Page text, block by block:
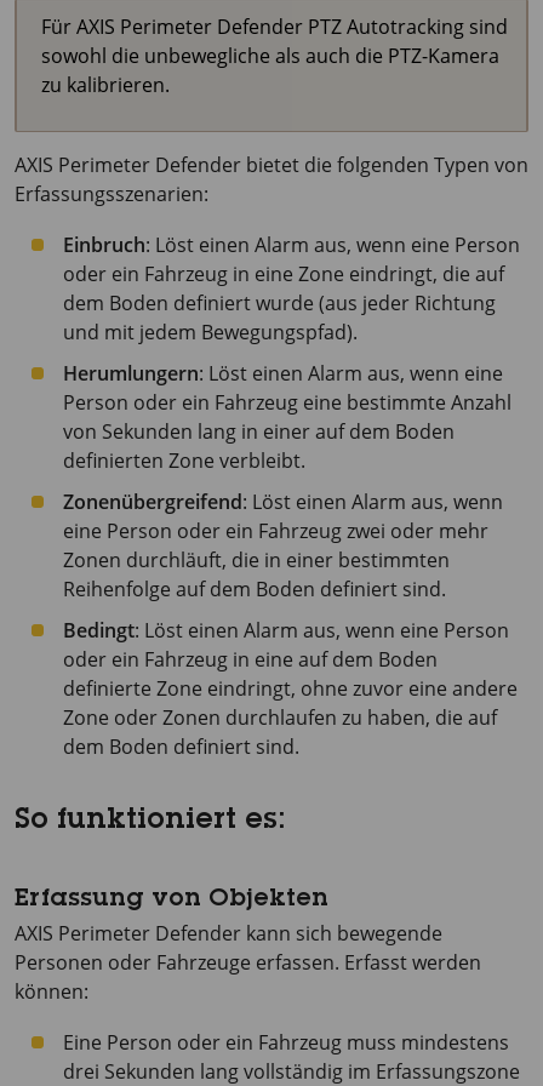
Für AXIS Perimeter Defender PTZ Autotracking sind
sowohl die unbewegliche als auch die PTZ-Kamera
zu kalibrieren.
AXIS Perimeter Defender bietet die folgenden Typen von
Erfassungsszenarien:
Einbruch: Löst einen Alarm aus, wenn eine Person
oder ein Fahrzeug in eine Zone eindringt, die auf
dem Boden definiert wurde (aus jeder Richtung
und mit jedem Bewegungspfad).
Herumlungern: Löst einen Alarm aus, wenn eine
Person oder ein Fahrzeug eine bestimmte Anzahl
von Sekunden lang in einer auf dem Boden
definierten Zone verbleibt.
Zonenübergreifend: Löst einen Alarm aus, wenn
eine Person oder ein Fahrzeug zwei oder mehr
Zonen durchläuft, die in einer bestimmten
Reihenfolge auf dem Boden definiert sind.
Bedingt: Löst einen Alarm aus, wenn eine Person
oder ein Fahrzeug in eine auf dem Boden
definierte Zone eindringt, ohne zuvor eine andere
Zone oder Zonen durchlaufen zu haben, die auf
dem Boden definiert sind.
So funktioniert es:
Erfassung von Objekten
AXIS Perimeter Defender kann sich bewegende
Personen oder Fahrzeuge erfassen. Erfasst werden
können:
Eine Person oder ein Fahrzeug muss mindestens
drei Sekunden lang vollständig im Erfassungszone